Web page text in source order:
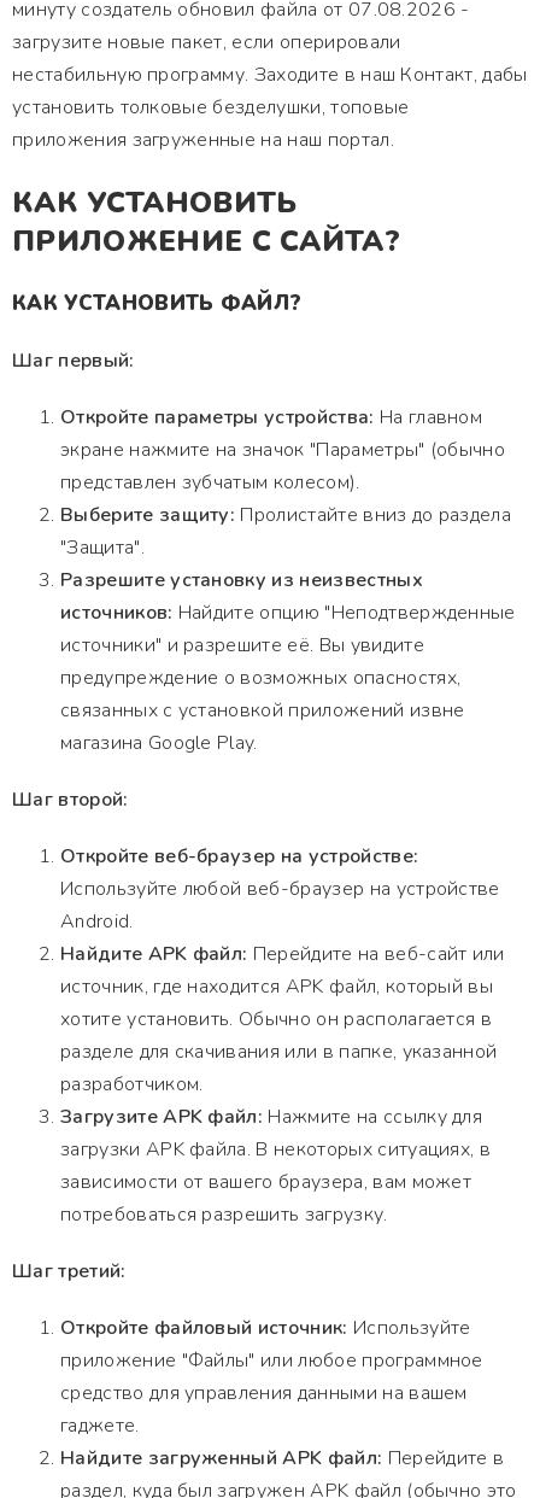
минуту создатель обновил файла от 07.08.2026 -
загрузите новые пакет, если оперировали
нестабильную программу. Заходите в наш Контакт, дабы
установить толковые безделушки, топовые
приложения загруженные на наш портал.
КАК УСТАНОВИТЬ
ПРИЛОЖЕНИЕ С САЙТА?
КАК УСТАНОВИТЬ ФАЙЛ?
Шаг первый:
Откройте параметры устройства: На главном
экране нажмите на значок "Параметры" (обычно
представлен зубчатым колесом).
Выберите защиту: Пролистайте вниз до раздела
"Защита".
Разрешите установку из неизвестных
источников: Найдите опцию "Неподтвержденные
источники" и разрешите её. Вы увидите
предупреждение о возможных опасностях,
связанных с установкой приложений извне
магазина Google Play.
Шаг второй:
Откройте веб-браузер на устройстве:
Используйте любой веб-браузер на устройстве
Android.
Найдите APK файл: Перейдите на веб-сайт или
источник, где находится APK файл, который вы
хотите установить. Обычно он располагается в
разделе для скачивания или в папке, указанной
разработчиком.
Загрузите APK файл: Нажмите на ссылку для
загрузки APK файла. В некоторых ситуациях, в
зависимости от вашего браузера, вам может
потребоваться разрешить загрузку.
Шаг третий:
Откройте файловый источник: Используйте
приложение "Файлы" или любое программное
средство для управления данными на вашем
гаджете.
Найдите загруженный APK файл: Перейдите в
раздел, куда был загружен APK файл (обычно это